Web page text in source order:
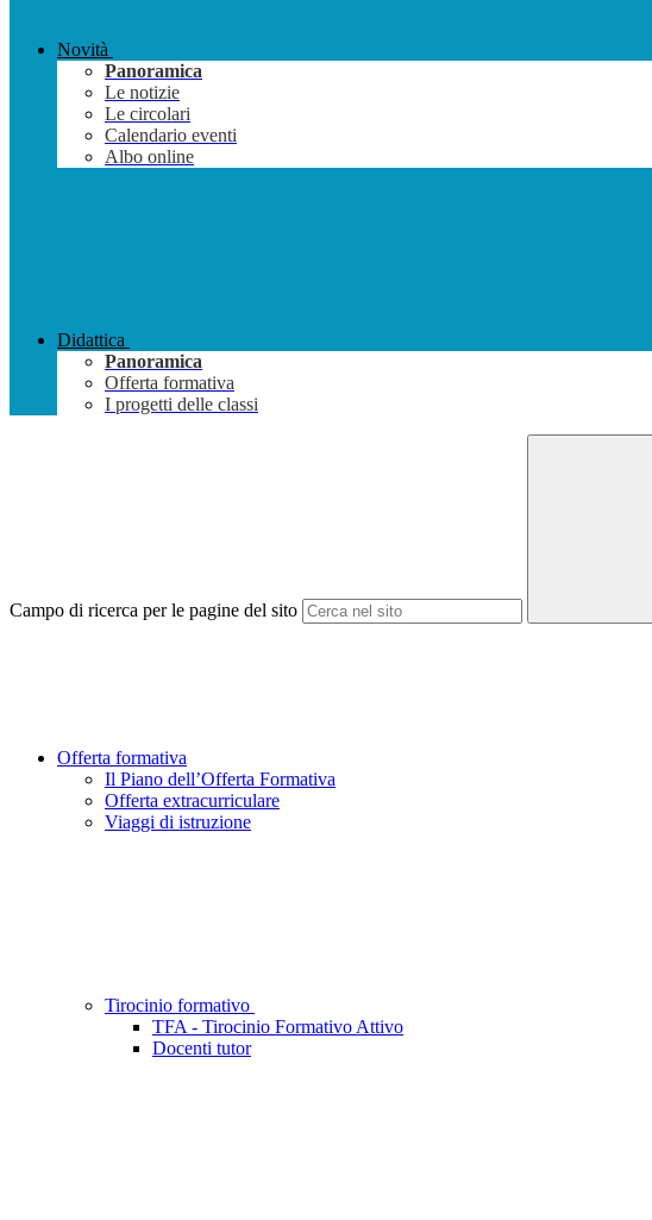
Novità
Panoramica
Le notizie
Le circolari
Calendario eventi
Albo online
Didattica
Panoramica
Offerta formativa
I progetti delle classi
Campo di ricerca per le pagine del sito
Offerta formativa
Il Piano dell’Offerta Formativa
Offerta extracurriculare
Viaggi di istruzione
Tirocinio formativo
TFA - Tirocinio Formativo Attivo
Docenti tutor